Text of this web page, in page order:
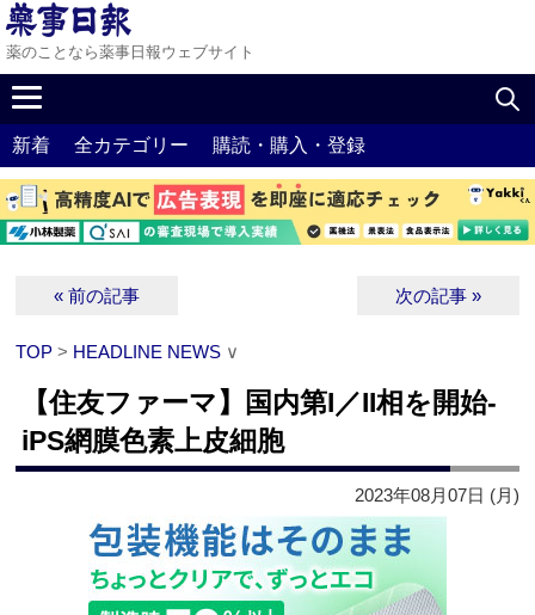
薬のことなら薬事日報ウェブサイト
新着 全カテゴリー 購読・購入・登録
« 前の記事 次の記事 »
TOP > HEADLINE NEWS ∨
【住友ファーマ】国内第I／II相を開始‐
iPS網膜色素上皮細胞
2023年08月07日 (月)